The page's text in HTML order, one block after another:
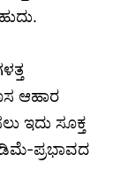
ಆಹಾರ
ಇದು ಸೂಕ್ತ
ಪ್ರಭಾವದ